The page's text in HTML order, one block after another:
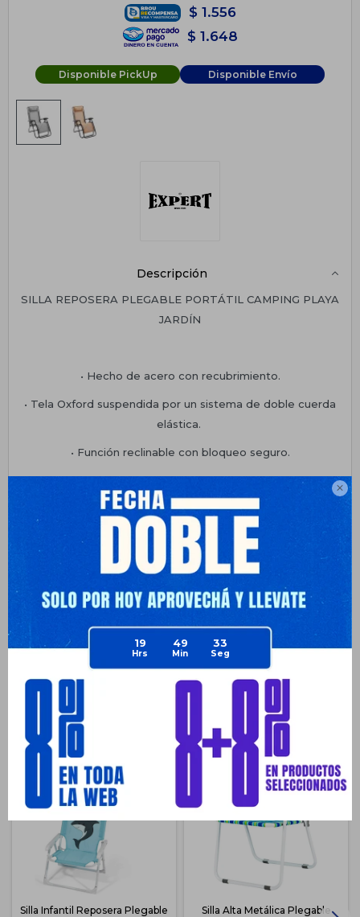

19 49 33
$ 1.556
$ 1.648
Disponible PickUp Disponible Envío
Descripción
SILLA REPOSERA PLEGABLE PORTÁTIL CAMPING PLAYA
JARDÍN
• Hecho de acero con recubrimiento.
• Tela Oxford suspendida por un sistema de doble cuerda
elástica.
• Función reclinable con bloqueo seguro.
• Reposacabezas acolchado extraíble.
Planes de cuotas
Envíos
Productos que te pueden interesar
Silla Infantil Reposera Plegable
Silla Alta Metálica Plegable